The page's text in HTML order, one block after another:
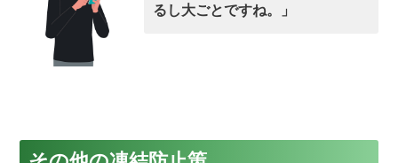
るし大ごとですね。」